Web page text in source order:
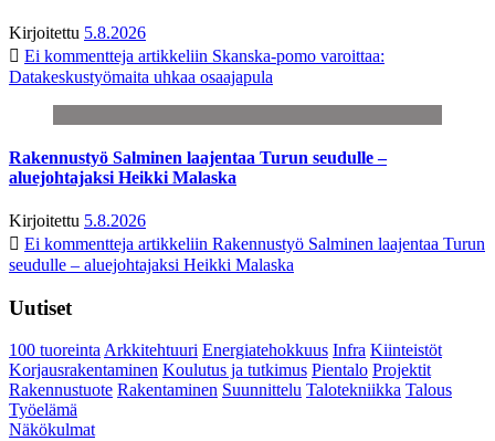
Kirjoitettu 5.8.2026
Ei kommentteja artikkeliin Skanska-pomo varoittaa:
Datakeskustyömaita uhkaa osaajapula
Rakennustyö Salminen laajentaa Turun seudulle –
aluejohtajaksi Heikki Malaska
Kirjoitettu 5.8.2026
Ei kommentteja artikkeliin Rakennustyö Salminen laajentaa Turun
seudulle – aluejohtajaksi Heikki Malaska
Uutiset
100 tuoreintaArkkitehtuuri Energiatehokkuus Infra Kiinteistöt
Korjausrakentaminen Koulutus ja tutkimus Pientalo Projektit
Rakennustuote Rakentaminen Suunnittelu Talotekniikka Talous
Työelämä
Näkökulmat